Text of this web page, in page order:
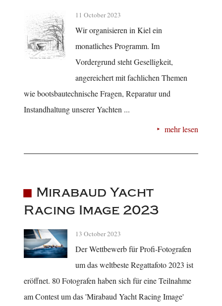
11 October 2023
Wir organisieren in Kiel ein
monatliches Programm. Im
Vordergrund steht Geselligkeit,
angereichert mit fachlichen Themen
wie bootsbautechnische Fragen, Reparatur und
Instandhaltung unserer Yachten ...
mehr lesen
Mirabaud Yacht
Racing Image 2023
13 October 2023
Der Wettbewerb für Profi-Fotografen
um das weltbeste Regattafoto 2023 ist
eröffnet. 80 Fotografen haben sich für eine Teilnahme
am Contest um das 'Mirabaud Yacht Racing Image'